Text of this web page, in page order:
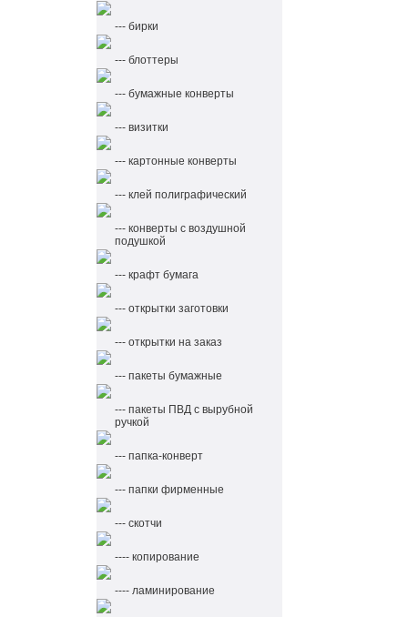
--- бирки
--- блоттеры
--- бумажные конверты
--- визитки
--- картонные конверты
--- клей полиграфический
--- конверты с воздушной
подушкой
--- крафт бумага
--- открытки заготовки
--- открытки на заказ
--- пакеты бумажные
--- пакеты ПВД с вырубной
ручкой
--- папка-конверт
--- папки фирменные
--- скотчи
---- копирование
---- ламинирование